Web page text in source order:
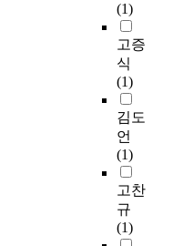
(1)
고증
식
(1)
김도
언
(1)
고찬
규
(1)